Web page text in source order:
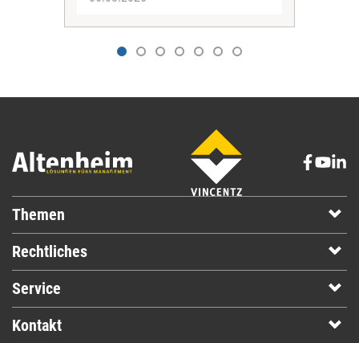
Themen
Rechtliches
Service
Kontakt